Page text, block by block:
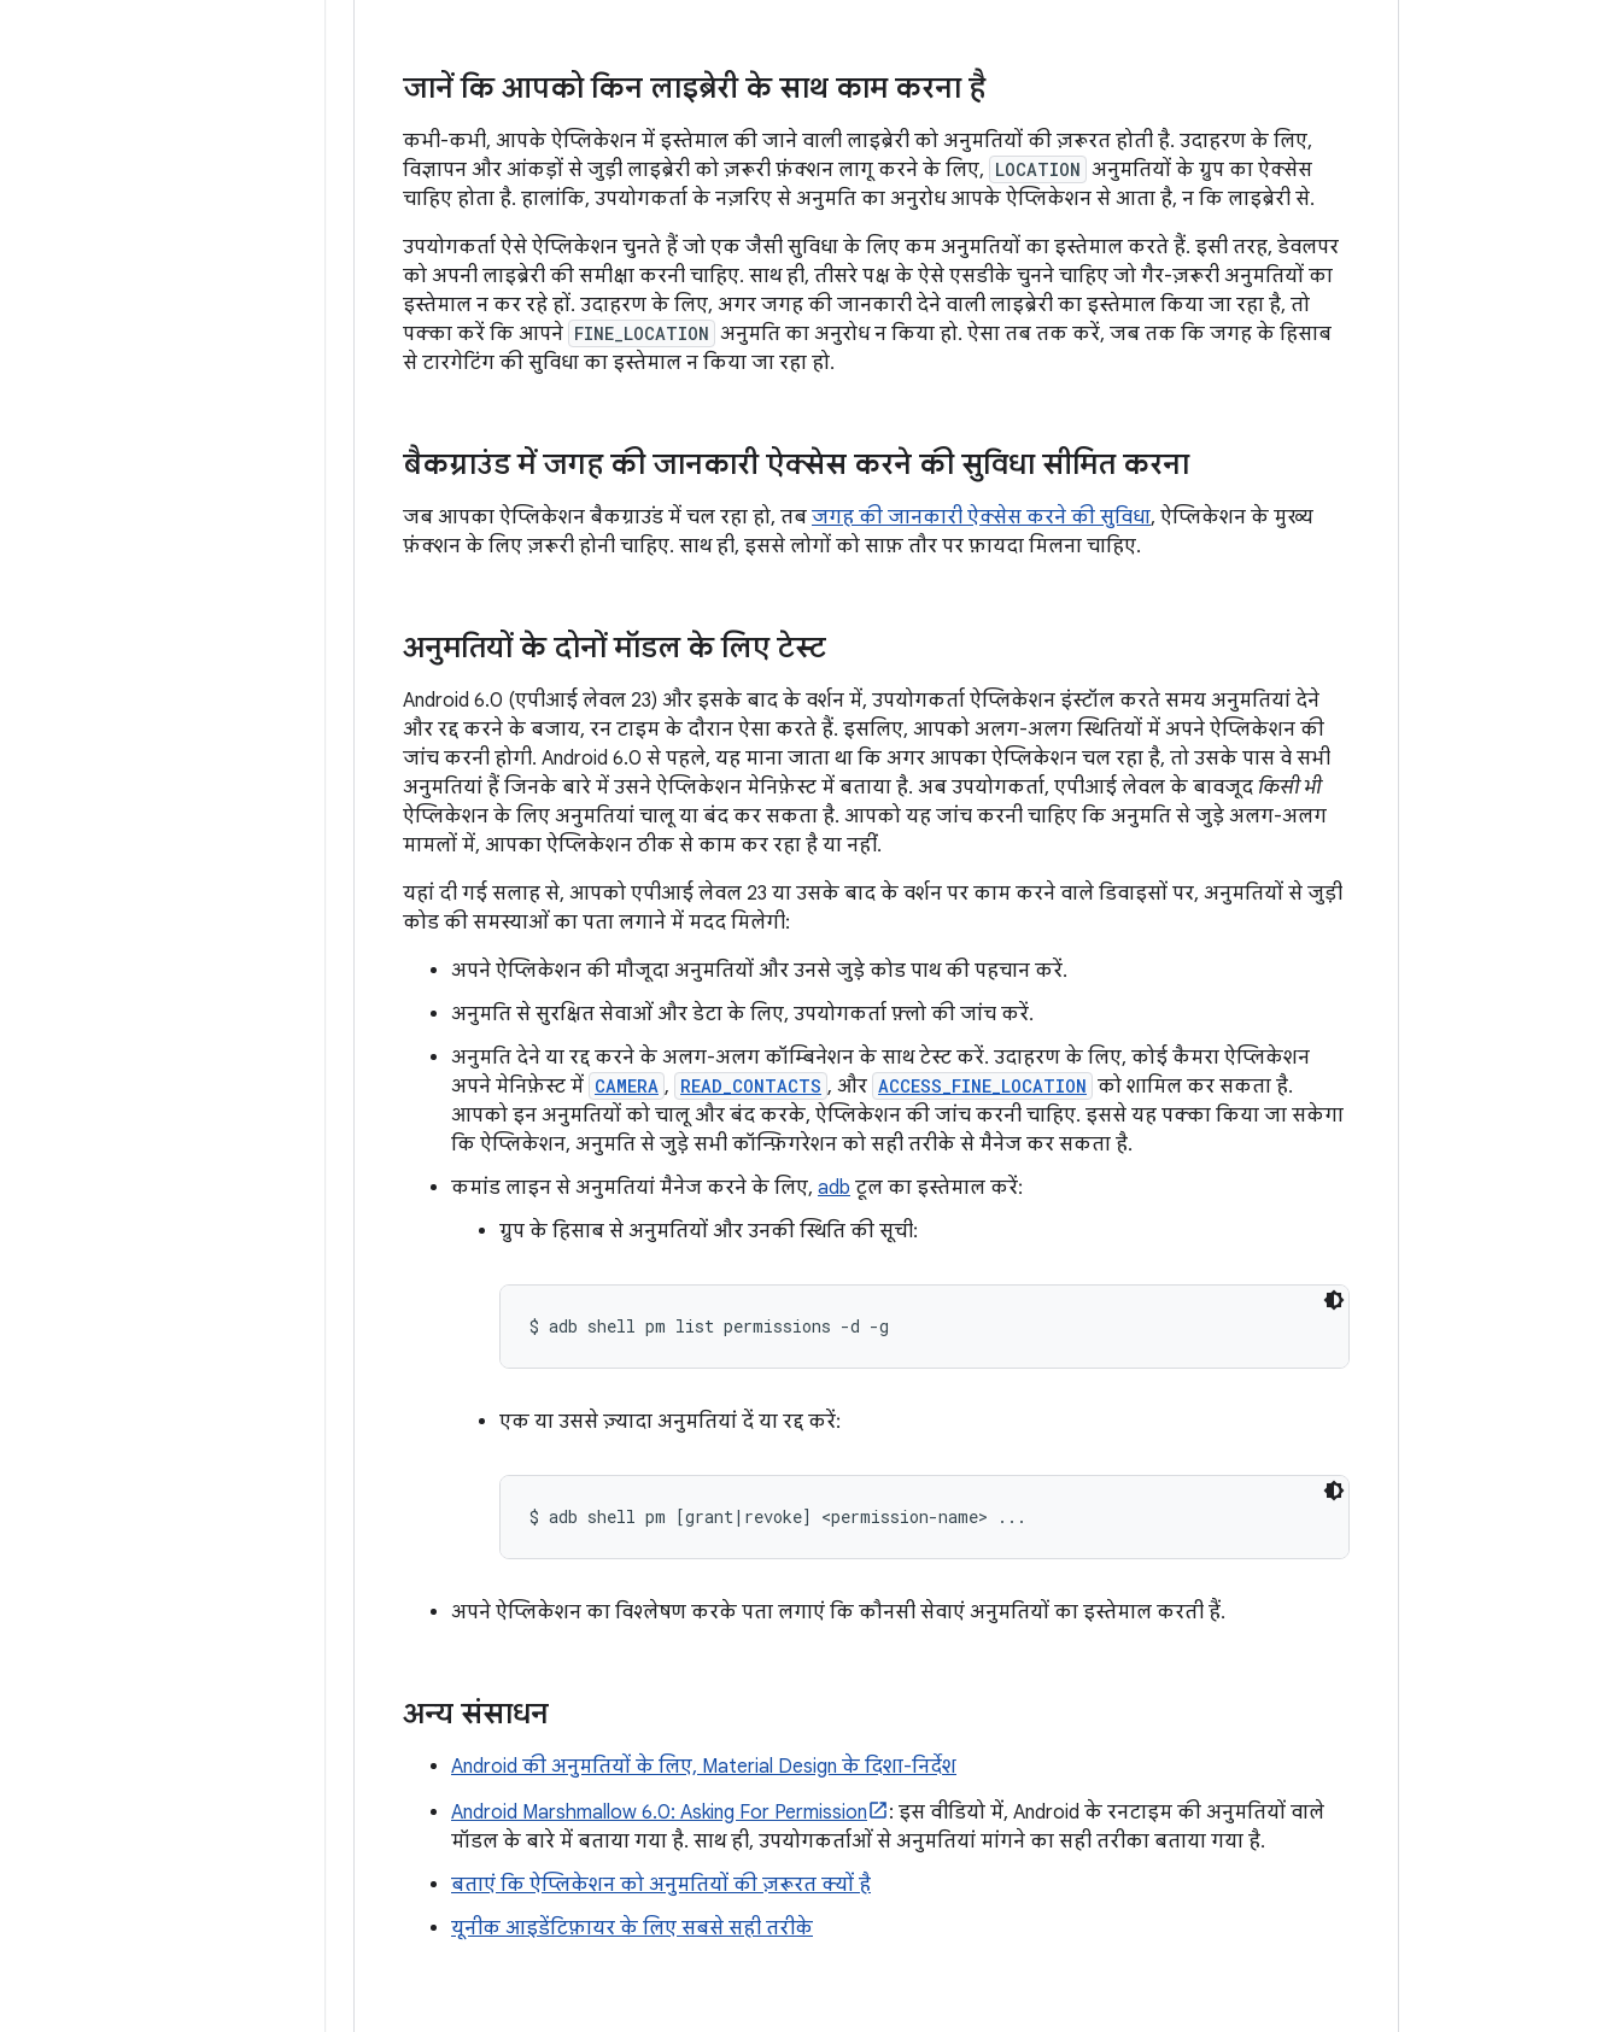
जानें कि आपको किन लाइब्रेरी के साथ काम करना है
कभी-कभी, आपके ऐप्लिकेशन में इस्तेमाल की जाने वाली लाइब्रेरी को अनुमतियों की ज़रूरत होती है. उदाहरण के लिए,
विज्ञापन और आंकड़ों से जुड़ी लाइब्रेरी को ज़रूरी फ़ंक्शन लागू करने के लिए, LOCATION अनुमतियों के ग्रुप का ऐक्सेस
चाहिए होता है. हालांकि, उपयोगकर्ता के नज़रिए से अनुमति का अनुरोध आपके ऐप्लिकेशन से आता है, न कि लाइब्रेरी से.
उपयोगकर्ता ऐसे ऐप्लिकेशन चुनते हैं जो एक जैसी सुविधा के लिए कम अनुमतियों का इस्तेमाल करते हैं. इसी तरह, डेवलपर
को अपनी लाइब्रेरी की समीक्षा करनी चाहिए. साथ ही, तीसरे पक्ष के ऐसे एसडीके चुनने चाहिए जो गैर-ज़रूरी अनुमतियों का
इस्तेमाल न कर रहे हों. उदाहरण के लिए, अगर जगह की जानकारी देने वाली लाइब्रेरी का इस्तेमाल किया जा रहा है, तो
पक्का करें कि आपने FINE_LOCATION अनुमति का अनुरोध न किया हो. ऐसा तब तक करें, जब तक कि जगह के हिसाब
से टारगेटिंग की सुविधा का इस्तेमाल न किया जा रहा हो.
बैकग्राउंड में जगह की जानकारी ऐक्सेस करने की सुविधा सीमित करना
जब आपका ऐप्लिकेशन बैकग्राउंड में चल रहा हो, तब जगह की जानकारी ऐक्सेस करने की सुविधा, ऐप्लिकेशन के मुख्य
फ़ंक्शन के लिए ज़रूरी होनी चाहिए. साथ ही, इससे लोगों को साफ़ तौर पर फ़ायदा मिलना चाहिए.
अनुमतियों के दोनों मॉडल के लिए टेस्ट
Android 6.0 (एपीआई लेवल 23) और इसके बाद के वर्शन में, उपयोगकर्ता ऐप्लिकेशन इंस्टॉल करते समय अनुमतियां देने
और रद्द करने के बजाय, रन टाइम के दौरान ऐसा करते हैं. इसलिए, आपको अलग-अलग स्थितियों में अपने ऐप्लिकेशन की
जांच करनी होगी. Android 6.0 से पहले, यह माना जाता था कि अगर आपका ऐप्लिकेशन चल रहा है, तो उसके पास वे सभी
अनुमतियां हैं जिनके बारे में उसने ऐप्लिकेशन मेनिफ़ेस्ट में बताया है. अब उपयोगकर्ता, एपीआई लेवल के बावजूद किसी भी
ऐप्लिकेशन के लिए अनुमतियां चालू या बंद कर सकता है. आपको यह जांच करनी चाहिए कि अनुमति से जुड़े अलग-अलग
मामलों में, आपका ऐप्लिकेशन ठीक से काम कर रहा है या नहीं.
यहां दी गई सलाह से, आपको एपीआई लेवल 23 या उसके बाद के वर्शन पर काम करने वाले डिवाइसों पर, अनुमतियों से जुड़ी
कोड की समस्याओं का पता लगाने में मदद मिलेगी:
अपने ऐप्लिकेशन की मौजूदा अनुमतियों और उनसे जुड़े कोड पाथ की पहचान करें.
अनुमति से सुरक्षित सेवाओं और डेटा के लिए, उपयोगकर्ता फ़्लो की जांच करें.
अनुमति देने या रद्द करने के अलग-अलग कॉम्बिनेशन के साथ टेस्ट करें. उदाहरण के लिए, कोई कैमरा ऐप्लिकेशन
अपने मेनिफ़ेस्ट में CAMERA , READ_CONTACTS , और ACCESS_FINE_LOCATION को शामिल कर सकता है.
आपको इन अनुमतियों को चालू और बंद करके, ऐप्लिकेशन की जांच करनी चाहिए. इससे यह पक्का किया जा सकेगा
कि ऐप्लिकेशन, अनुमति से जुड़े सभी कॉन्फ़िगरेशन को सही तरीके से मैनेज कर सकता है.
कमांड लाइन से अनुमतियां मैनेज करने के लिए, adb टूल का इस्तेमाल करें:
ग्रुप के हिसाब से अनुमतियों और उनकी स्थिति की सूची:
$ adb shell pm list permissions -d -g
एक या उससे ज़्यादा अनुमतियां दें या रद्द करें:
$ adb shell pm [grant|revoke] <permission-name> ...
अपने ऐप्लिकेशन का विश्लेषण करके पता लगाएं कि कौनसी सेवाएं अनुमतियों का इस्तेमाल करती हैं.
अन्य संसाधन
Android की अनुमतियों के लिए, Material Design के दिशा-निर्देश
Android Marshmallow 6.0: Asking For Permission
: इस वीडियो में, Android के रनटाइम की अनुमतियों वाले
मॉडल के बारे में बताया गया है. साथ ही, उपयोगकर्ताओं से अनुमतियां मांगने का सही तरीका बताया गया है.
बताएं कि ऐप्लिकेशन को अनुमतियों की ज़रूरत क्यों है
यूनीक आइडेंटिफ़ायर के लिए सबसे सही तरीके